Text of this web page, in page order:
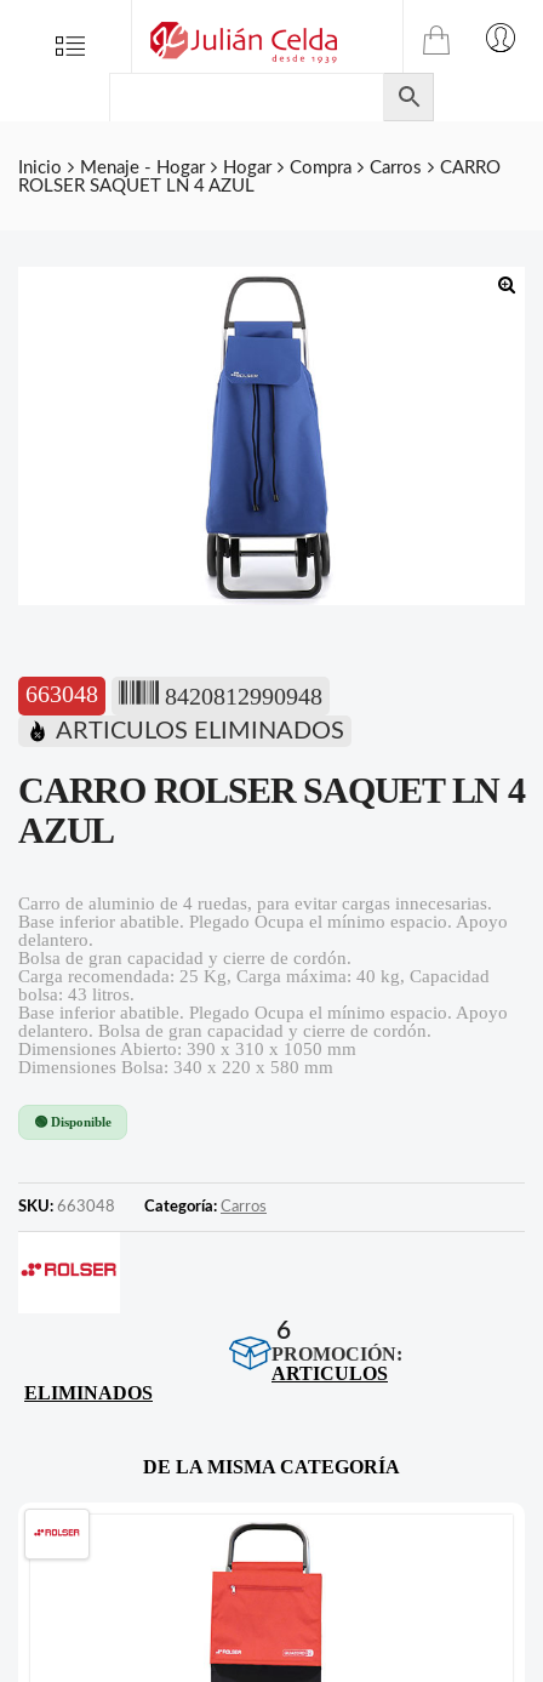
Menu
TIENDA
ONLINE
DE
JULIAN
CELDA
Inicio Menaje - Hogar Hogar Compra Carros
CARRO
ROLSER SAQUET LN 4 AZUL
663048 8420812990948
ARTICULOS ELIMINADOS
CARRO ROLSER SAQUET LN 4
AZUL
Carro de aluminio de 4 ruedas, para evitar cargas innecesarias.
Base inferior abatible. Plegado Ocupa el mínimo espacio. Apoyo
delantero.
Bolsa de gran capacidad y cierre de cordón.
Carga recomendada: 25 Kg, Carga máxima: 40 kg, Capacidad
bolsa: 43 litros.
Base inferior abatible. Plegado Ocupa el mínimo espacio. Apoyo
delantero. Bolsa de gran capacidad y cierre de cordón.
Dimensiones Abierto: 390 x 310 x 1050 mm
Dimensiones Bolsa: 340 x 220 x 580 mm
🟢 Disponible
SKU: 663048 Categoría: Carros
6
PROMOCIÓN:
ARTICULOS
ELIMINADOS
DE LA MISMA CATEGORÍA
Folletos
Contacto